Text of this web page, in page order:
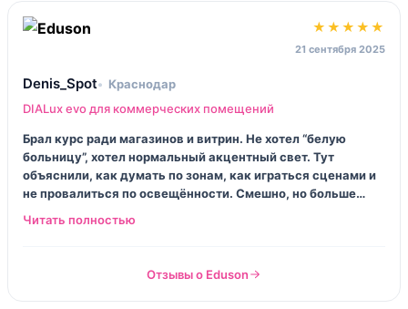
★★★★★
21 сентября 2025
Denis_Spot
Краснодар
DIALux evo для коммерческих помещений
Брал курс ради магазинов и витрин. Не хотел “белую
больницу”, хотел нормальный акцентный свет. Тут
объяснили, как думать по зонам, как играться сценами и
не провалиться по освещённости. Смешно, но больше
всего спасли маленькие советы: куда кликать, как
Отзывы о Eduson